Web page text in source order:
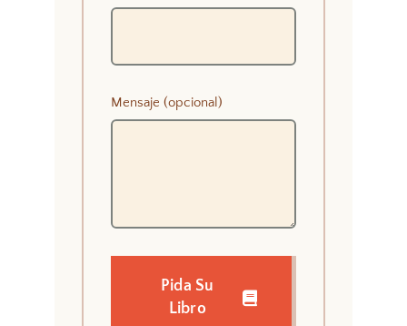
Mensaje (opcional)
Pida Su
Libro